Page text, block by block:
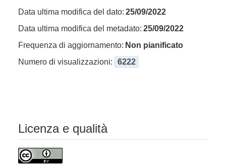
Data ultima modifica del dato: 25/09/2022
Data ultima modifica del metadato: 25/09/2022
Frequenza di aggiornamento: Non pianificato
Numero di visualizzazioni:
6222
Licenza e qualità